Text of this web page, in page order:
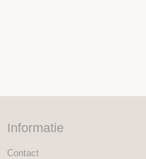
Informatie
Contact